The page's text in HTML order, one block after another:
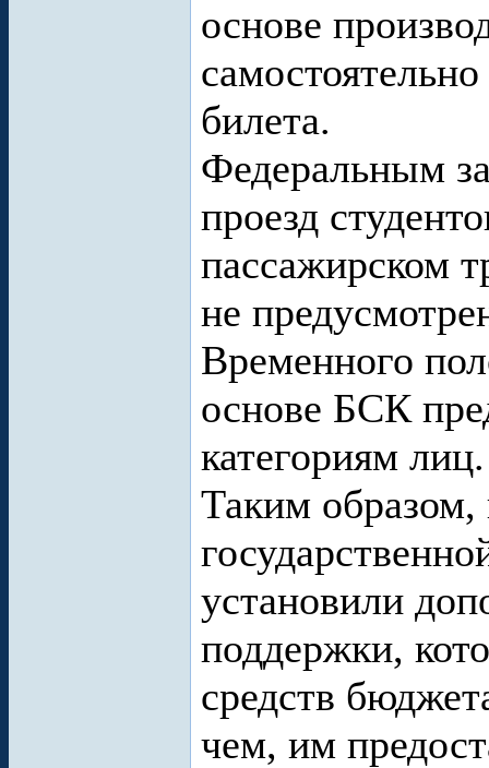
основе
билета.
Федеральным
проезд
пассажирском
не
Временного
основе БСК
категориям лиц.
Таким
установили
поддержки,
средств
чем, им